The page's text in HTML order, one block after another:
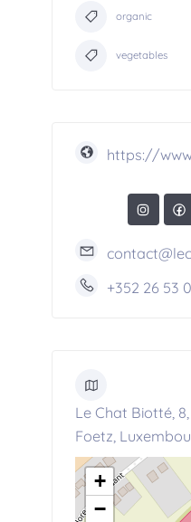
organic
vegetables
https://
+352 26 53
Le Chat Biotté,
Foetz,
+
−